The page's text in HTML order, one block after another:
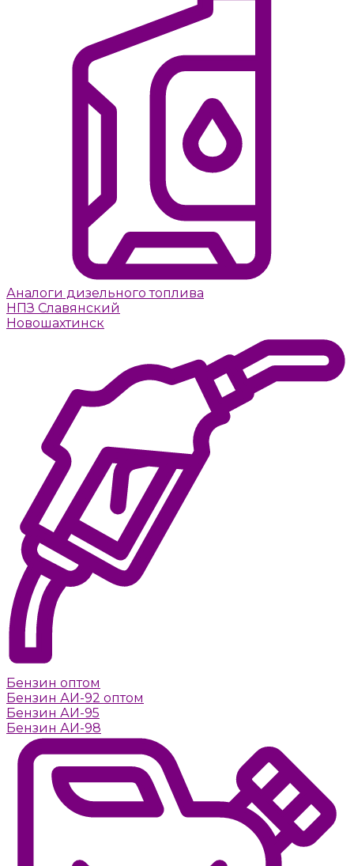
Аналоги дизельного топлива
НПЗ Славянский
Новошахтинск
Бензин оптом
Бензин АИ-92 оптом
Бензин АИ-95
Бензин АИ-98